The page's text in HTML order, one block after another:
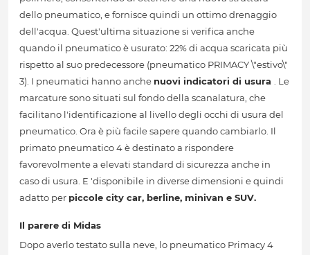
dello pneumatico, e fornisce quindi un ottimo drenaggio
dell'acqua. Quest'ultima situazione si verifica anche
quando il pneumatico è usurato: 22% di acqua scaricata più
rispetto al suo predecessore (pneumatico PRIMACY \"estivo\"
3). I pneumatici hanno anche nuovi indicatori di usura . Le
marcature sono situati sul fondo della scanalatura, che
facilitano l'identificazione al livello degli occhi di usura del
pneumatico. Ora è più facile sapere quando cambiarlo. Il
primato pneumatico 4 è destinato a rispondere
favorevolmente a elevati standard di sicurezza anche in
caso di usura. E 'disponibile in diverse dimensioni e quindi
adatto per piccole city car, berline, minivan e SUV.
Il parere di Midas
Dopo averlo testato sulla neve, lo pneumatico Primacy 4